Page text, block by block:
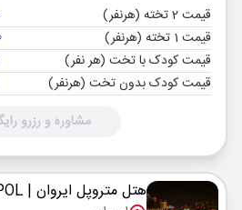
قیمت 2 تخته (هرنفر)
قیمت 1 تخته (هرنفر)
قیمت کودک با تخت (هر نفر)
قیمت کودک بدون تخت (هرنفر)
مشاوره و رزرو
هتل متروپل ایروان | METROPOL